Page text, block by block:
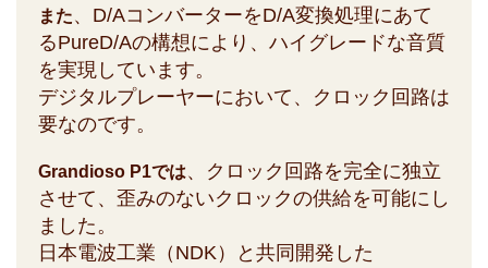
また、D/AコンバーターをD/A変換処理にあて
るPureD/Aの構想により、ハイグレードな音質
を実現しています。
デジタルプレーヤーにおいて、クロック回路は
要なのです。
Grandioso P1では、クロック回路を完全に独立
させて、歪みのないクロックの供給を可能にし
ました。
日本電波工業（NDK）と共同開発した